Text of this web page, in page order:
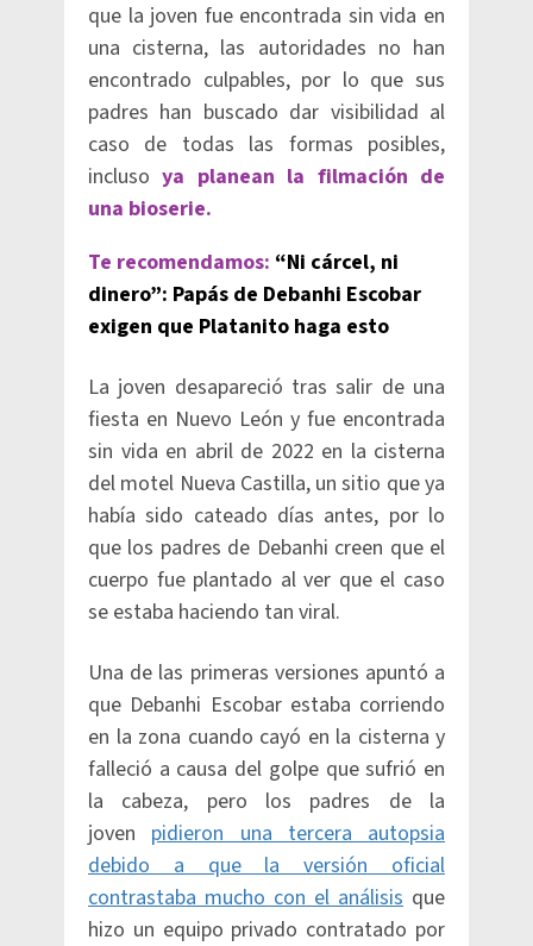
que la joven fue encontrada sin vida en
una cisterna, las autoridades no han
encontrado culpables, por lo que sus
padres han buscado dar visibilidad al
caso de todas las formas posibles,
incluso ya planean la filmación de
una bioserie.
Te recomendamos: “Ni cárcel, ni
dinero”: Papás de Debanhi Escobar
exigen que Platanito haga esto
La joven desapareció tras salir de una
fiesta en Nuevo León y fue encontrada
sin vida en abril de 2022 en la cisterna
del motel Nueva Castilla, un sitio que ya
había sido cateado días antes, por lo
que los padres de Debanhi creen que el
cuerpo fue plantado al ver que el caso
se estaba haciendo tan viral.
Una de las primeras versiones apuntó a
que Debanhi Escobar estaba corriendo
en la zona cuando cayó en la cisterna y
falleció a causa del golpe que sufrió en
la cabeza, pero los padres de la
joven pidieron una tercera autopsia
debido a que la versión oficial
contrastaba mucho con el análisis que
hizo un equipo privado contratado por